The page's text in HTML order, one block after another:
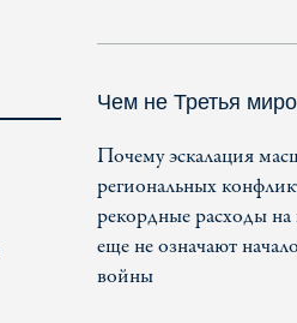
Чем не Третья
Почему эскалация
региональных
рекордные расходы
еще не означают
войны